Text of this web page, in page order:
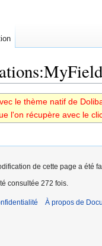
:
le thème natif de
l'on récupère avec le
de cette page a été
consultée 272 fois.
À propos de